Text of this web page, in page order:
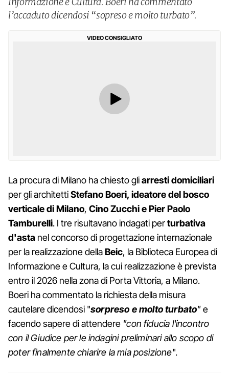
l’accaduto dicendosi “sopreso e molto turbato”.
VIDEO CONSIGLIATO
La procura di Milano ha chiesto gliarresti domiciliari
per gli architettiStefano Boeri, ideatore del bosco
verticale di Milano, Cino Zucchi e Pier Paolo
Tamburelli. I tre risultavano indagati perturbativa
d'asta nel concorso di progettazione internazionale
per la realizzazione dellaBeic, la Biblioteca Europea di
Informazione e Cultura, la cui realizzazione è prevista
entro il 2026 nella zona di Porta Vittoria, a Milano.
Boeri ha commentato la richiesta della misura
cautelare dicendosi "sorpreso e molto turbato"e
facendo sapere di attendere "con fiducia l'incontro
con il Giudice per le indagini preliminari allo scopo di
poter finalmente chiarire la mia posizione".